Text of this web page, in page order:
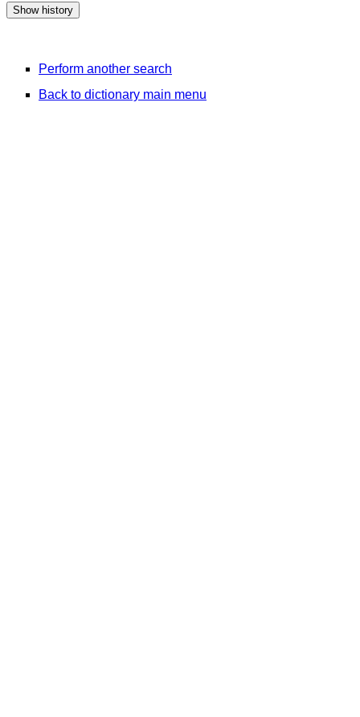
Perform another search
Back to dictionary main menu